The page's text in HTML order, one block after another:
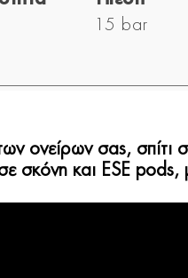
15 bar
ονείρων σας, σπίτι
σκόνη και ESE